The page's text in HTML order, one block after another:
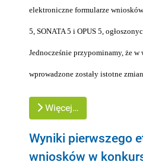
elektroniczne formularze
5, SONATA 5 i OPUS 5,
Jednocześnie przypominamy, że
wprowadzone zostały istotne
Więcej…
Wyniki pierwszego
wniosków w